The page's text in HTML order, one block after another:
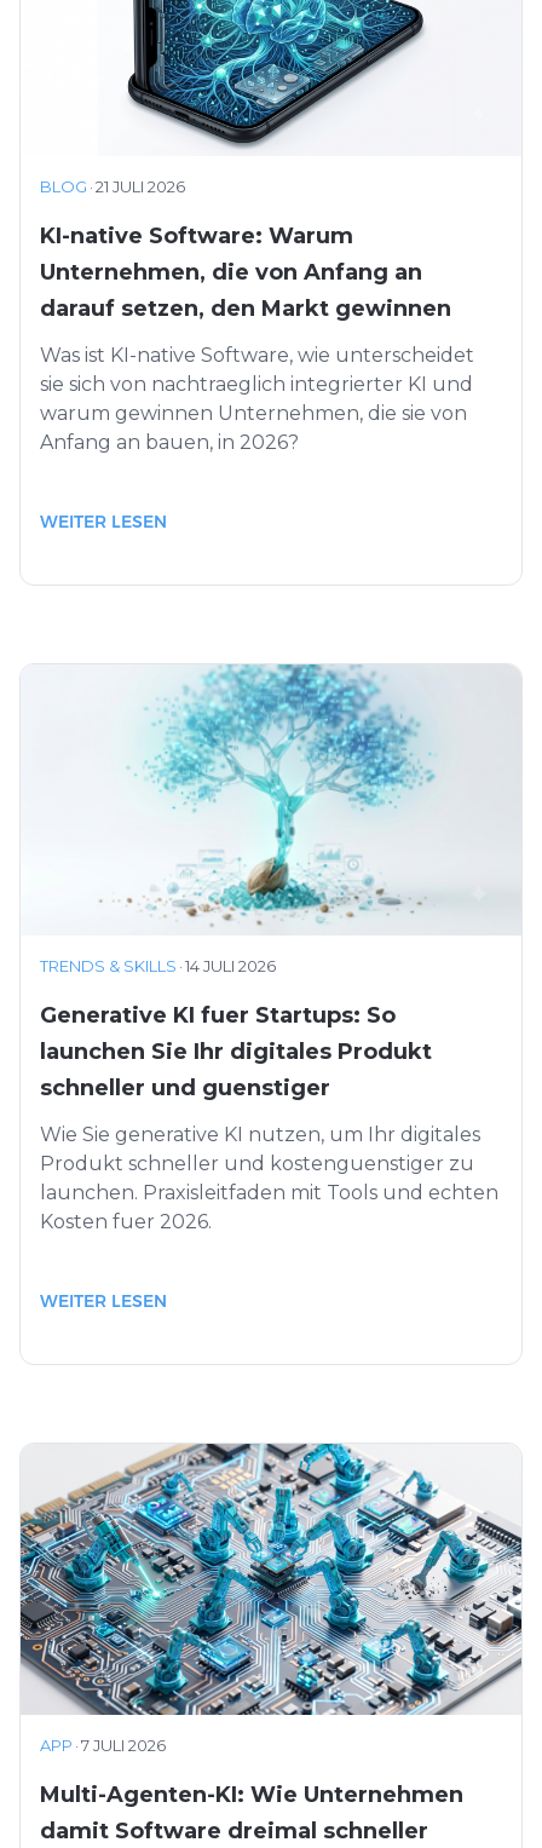
BLOG ·21 JULI 2026
KI-native Software: Warum
Unternehmen, die von Anfang an
darauf setzen, den Markt gewinnen
Was ist KI-native Software, wie unterscheidet
sie sich von nachtraeglich integrierter KI und
warum gewinnen Unternehmen, die sie von
Anfang an bauen, in 2026?
WEITER LESEN
TRENDS & SKILLS ·14 JULI 2026
Generative KI fuer Startups: So
launchen Sie Ihr digitales Produkt
schneller und guenstiger
Wie Sie generative KI nutzen, um Ihr digitales
Produkt schneller und kostenguenstiger zu
launchen. Praxisleitfaden mit Tools und echten
Kosten fuer 2026.
WEITER LESEN
APP ·7 JULI 2026
Multi-Agenten-KI: Wie Unternehmen
damit Software dreimal schneller